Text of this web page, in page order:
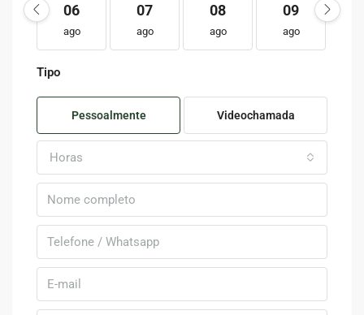
06
ago
07
ago
08
ago
09
ago
Tipo
Pessoalmente Videochamada
Horas